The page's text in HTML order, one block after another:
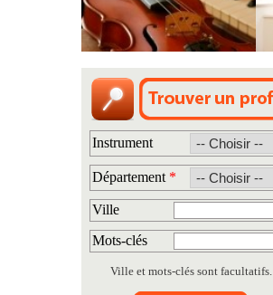
Instrument
Département *
Ville
Mots-clés
Ville et mots-clés sont facultatifs.